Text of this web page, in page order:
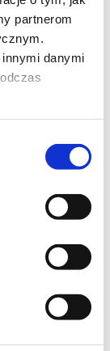
partnerom
danymi